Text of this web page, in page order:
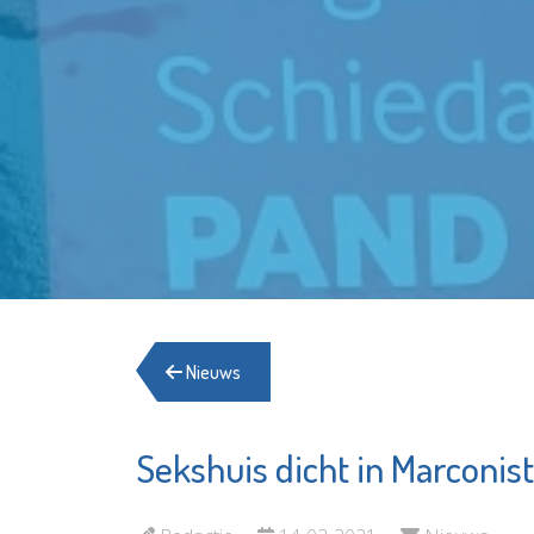
Nieuws
Sekshuis dicht in
Scholengemeenschap